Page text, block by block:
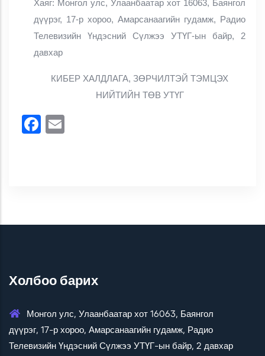
Хаяг: Монгол улс, Улаанбаатар хот 16063, Баянгол
дүүрэг, 17-р хороо, Амарсанаагийн гудамж, Радио
Телевизийн Үндэсний Сүлжээ УТҮГ-ын байр, 2
давхар
КИБЕР ХАЛДЛАГА, ЗӨРЧИЛТЭЙ ТЭМЦЭХ
НИЙТИЙН ТӨВ УТҮГ
Facebook
Холбоо барих
Монгол улс, Улаанбаатар хот 16063, Баянгол
дүүрэг, 17-р хороо, Амарсанаагийн гудамж, Радио
Телевизийн Үндэсний Сүлжээ УТҮГ-ын байр, 2 давхар